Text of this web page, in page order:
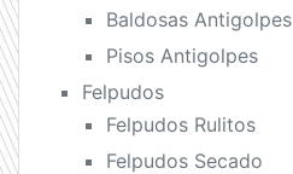
Baldosas Antigolpes
Pisos Antigolpes
Felpudos
Felpudos Rulitos
Felpudos Secado